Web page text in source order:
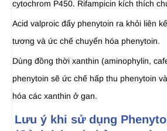
cytochrom P450. Rifampicin kích thích
Acid valproic đẩy phenytoin ra khỏi liên
tương và ức chế chuyển hóa phenytoin.
Dùng đồng thời xanthin (aminophylin,
phenytoin sẽ ức chế hấp thu phenytoin
hóa các xanthin ở gan.
Lưu ý khi sử dụng